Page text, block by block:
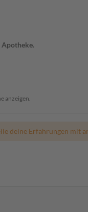
anzeigen.
deine Erfahrungen mit